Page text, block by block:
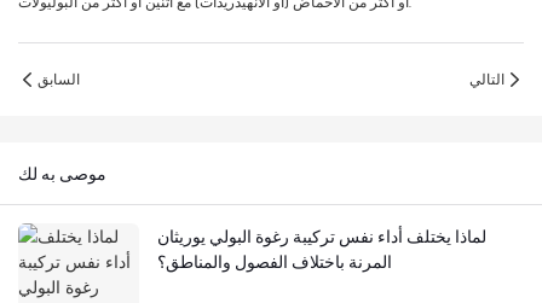
السابق التالي
موصى به لك
لماذا يختلف أداء نفس تركيبة رغوة البولي يوريثان
المرنة باختلاف الفصول والمناطق؟